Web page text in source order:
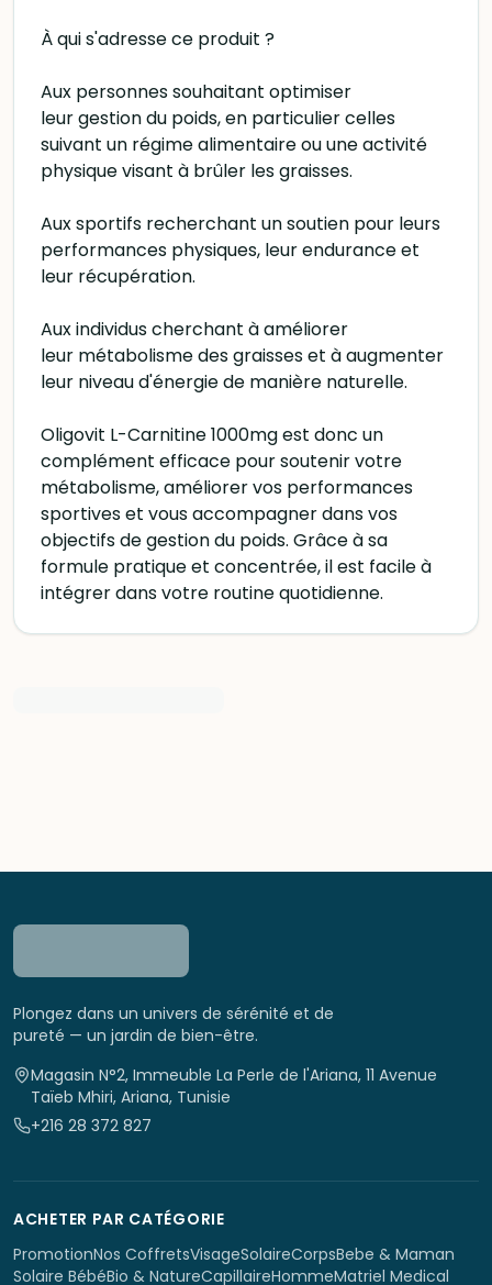
À qui s'adresse ce produit ?
Aux personnes souhaitant optimiser
leur gestion du poids, en particulier celles
suivant un régime alimentaire ou une activité
physique visant à brûler les graisses.
Aux sportifs recherchant un soutien pour leurs
performances physiques, leur endurance et
leur récupération.
Aux individus cherchant à améliorer
leur métabolisme des graisses et à augmenter
leur niveau d'énergie de manière naturelle.
Oligovit L-Carnitine 1000mg est donc un
complément efficace pour soutenir votre
métabolisme, améliorer vos performances
sportives et vous accompagner dans vos
objectifs de gestion du poids. Grâce à sa
formule pratique et concentrée, il est facile à
intégrer dans votre routine quotidienne.
Plongez dans un univers de sérénité et de
pureté — un jardin de bien-être.
Magasin N°2, Immeuble La Perle de l'Ariana, 11 Avenue
Taïeb Mhiri, Ariana, Tunisie
+216 28 372 827
ACHETER PAR CATÉGORIE
PromotionNos CoffretsVisageSolaireCorpsBebe & Maman
Solaire BébéBio & NatureCapillaireHommeMatriel Medical